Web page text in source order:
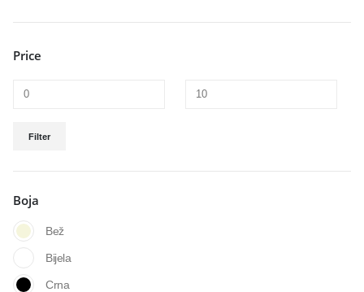
Price
Filter
Boja
Bež
Bijela
Crna